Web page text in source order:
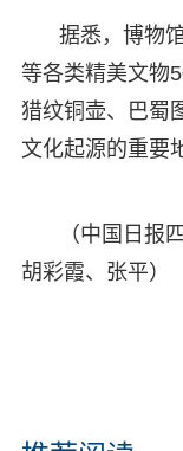
据悉，博物
等各类精美文物
猎纹铜壶、巴蜀
文化起源的重要
（中国日报
胡彩霞、张平）